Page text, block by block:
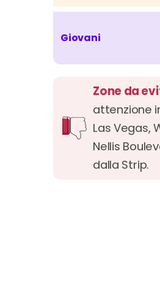
Giovani
Zone da
attenzione
Las Vegas,
Nellis
dalla Strip.